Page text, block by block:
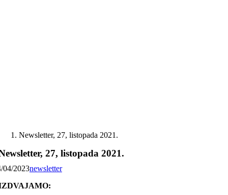
Newsletter, 27, listopada 2021.
27, listopada 2021.
04/2023newsletter